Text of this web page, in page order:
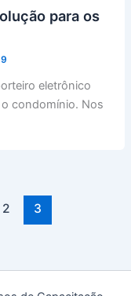
para os
eletrônico
condomínio. Nos
2 3